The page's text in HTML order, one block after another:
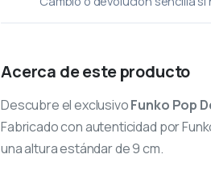
Acerca de este producto
Descubre el exclusivoFunko Pop
Fabricado con autenticidad por
una altura estándar de 9 cm.